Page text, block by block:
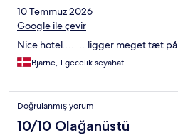
10 Temmuz 2026
Google ile çevir
Nice hotel........ ligger meget tæt
Bjarne, 1 gecelik seyahat
Doğrulanmış yorum
10/10 Olağanüstü